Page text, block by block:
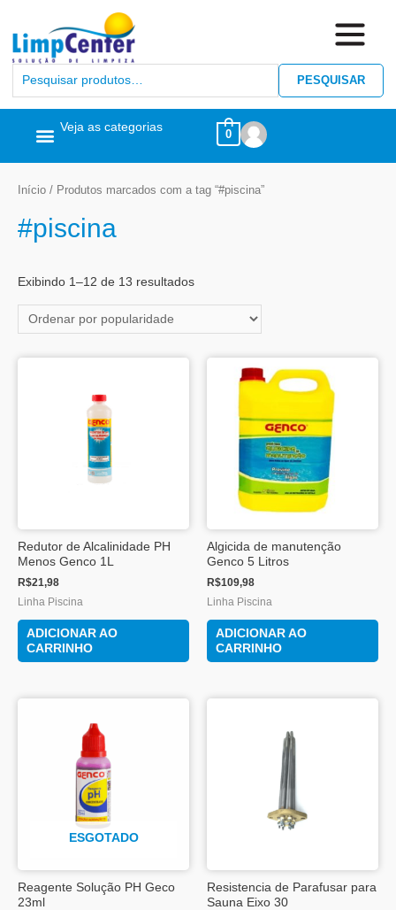
PESQUISAR
Veja as categorias
0
Início / Produtos marcados com a tag “#piscina”
#piscina
Exibindo 1–12 de 13 resultados
Redutor de Alcalinidade PH
Menos Genco 1L
R$21,98
Linha Piscina
ADICIONAR AO
CARRINHO
Algicida de manutenção
Genco 5 Litros
R$109,98
Linha Piscina
ADICIONAR AO
CARRINHO
ESGOTADO
Reagente Solução PH Geco
23ml
Resistencia de Parafusar para
Sauna Eixo 30